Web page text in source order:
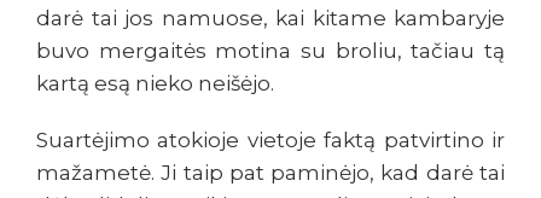
darė tai jos namuose, kai kitame kambaryje
buvo mergaitės motina su broliu, tačiau tą
kartą esą nieko neišėjo.
Suartėjimo atokioje vietoje faktą patvirtino ir
mažametė. Ji taip pat paminėjo, kad darė tai